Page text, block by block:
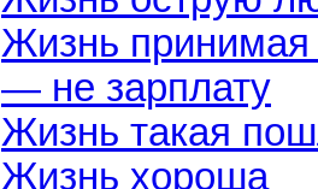
Жизнь принимая
— не зарплату
Жизнь такая
Жизнь хороша